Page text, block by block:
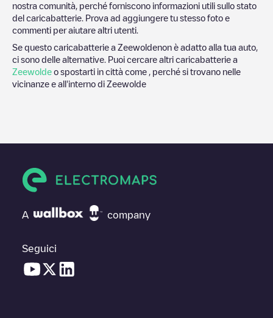
nostra comunità, perché forniscono informazioni utili sullo stato
del caricabatterie. Prova ad aggiungere tu stesso foto e
commenti per aiutare altri utenti.
Se questo caricabatterie a Zeewoldenon è adatto alla tua auto,
ci sono delle alternative. Puoi cercare altri caricabatterie a
Zeewolde o spostarti in città come , perché si trovano nelle
vicinanze e all'interno di Zeewolde
A company
Seguici